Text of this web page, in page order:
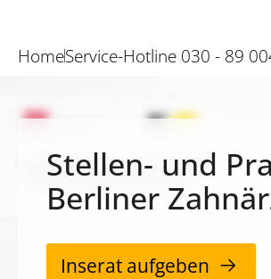
HomeService-Hotline 030 - 89
Stellen- und
Berliner
Inserat aufgeben